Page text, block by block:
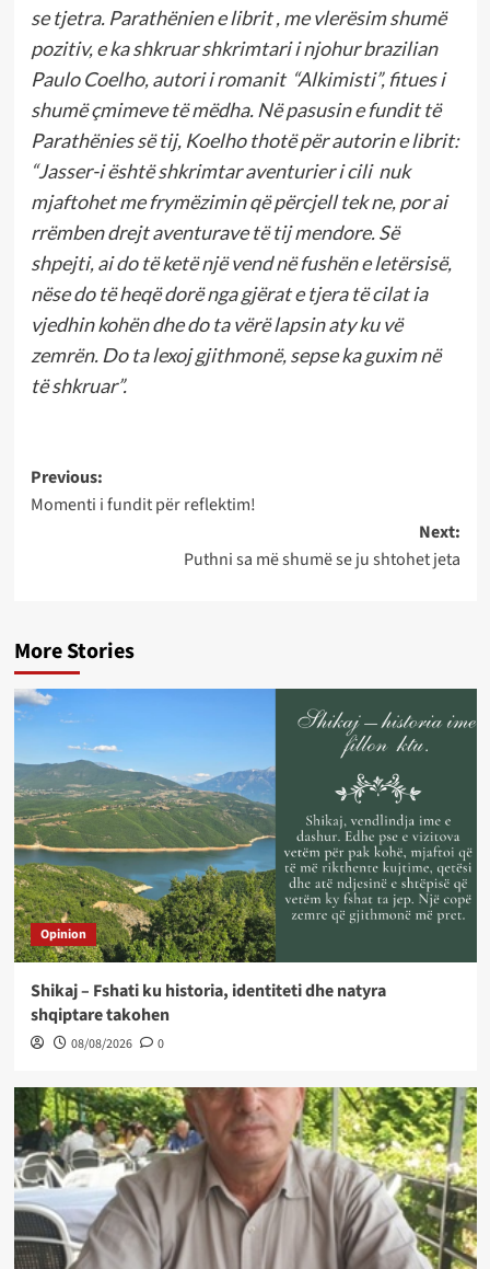
se tjetra. Parathënien e librit , me vlerësim shumë
pozitiv, e ka shkruar shkrimtari i njohur brazilian
Paulo Coelho, autori i romanit “Alkimisti”, fitues i
shumë çmimeve të mëdha. Në pasusin e fundit të
Parathënies së tij, Koelho thotë për autorin e librit:
“Jasser-i është shkrimtar aventurier i cili nuk
mjaftohet me frymëzimin që përcjell tek ne, por ai
rrëmben drejt aventurave të tij mendore. Së
shpejti, ai do të ketë një vend në fushën e letërsisë,
nëse do të heqë dorë nga gjërat e tjera të cilat ia
vjedhin kohën dhe do ta vërë lapsin aty ku vë
zemrën. Do ta lexoj gjithmonë, sepse ka guxim në
të shkruar”.
Post
navigation
Previous:
Momenti i fundit për reflektim!
Next:
Puthni sa më shumë se ju shtohet jeta
More Stories
Opinion
Shikaj – Fshati ku historia, identiteti dhe natyra
shqiptare takohen
08/08/2026 0